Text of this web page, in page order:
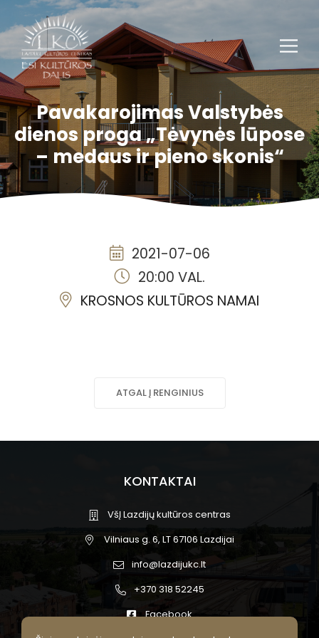
Pavakarojimas Valstybės
dienos proga „Tėvynės lūpose
– medaus ir pieno skonis“
2021-07-06
20:00 VAL.
KROSNOS KULTŪROS NAMAI
ATGAL Į RENGINIUS
KONTAKTAI
VšĮ Lazdijų kultūros centras
Vilniaus g. 6, LT 67106 Lazdijai
info@lazdijukc.lt
+370 318 52245
Facebook